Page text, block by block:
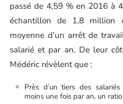
passé de 4,59 % en 2016 à
échantillon de 1,8 million
moyenne d’un arrêt de
salarié et par an. De leur
Médéric révèlent que :
Près d’un tiers des
moins une fois par an, un